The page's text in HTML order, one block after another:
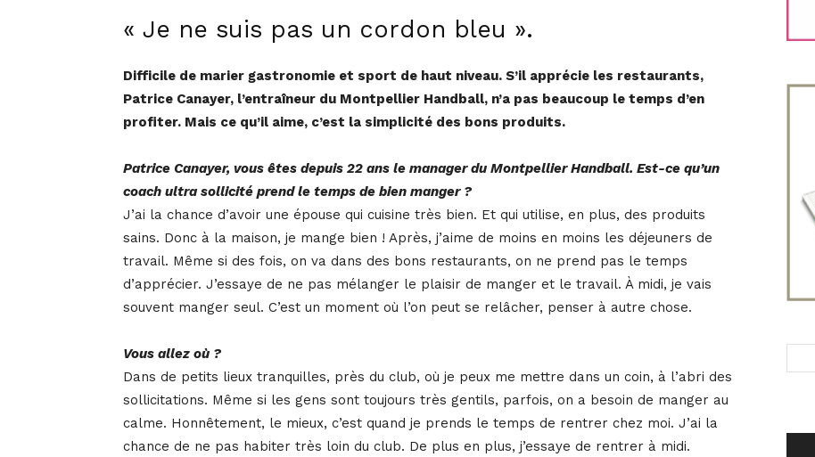
« Je ne suis pas un cordon bleu ».
Difficile de marier gastronomie et sport de haut niveau. S’il apprécie les restaurants,
Patrice Canayer, l’entraîneur du Montpellier Handball, n’a pas beaucoup le temps d’en
profiter. Mais ce qu’il aime, c’est la simplicité des bons produits.
Patrice Canayer, vous êtes depuis 22 ans le manager du Montpellier Handball. Est-ce qu’un
coach ultra sollicité prend le temps de bien manger ?
J’ai la chance d’avoir une épouse qui cuisine très bien. Et qui utilise, en plus, des produits
sains. Donc à la maison, je mange bien ! Après, j’aime de moins en moins les déjeuners de
travail. Même si des fois, on va dans des bons restaurants, on ne prend pas le temps
d’apprécier. J’essaye de ne pas mélanger le plaisir de manger et le travail. À midi, je vais
souvent manger seul. C’est un moment où l’on peut se relâcher, penser à autre chose.
Vous allez où ?
Dans de petits lieux tranquilles, près du club, où je peux me mettre dans un coin, à l’abri des
sollicitations. Même si les gens sont toujours très gentils, parfois, on a besoin de manger au
calme. Honnêtement, le mieux, c’est quand je prends le temps de rentrer chez moi. J’ai la
chance de ne pas habiter très loin du club. De plus en plus, j’essaye de rentrer à midi.